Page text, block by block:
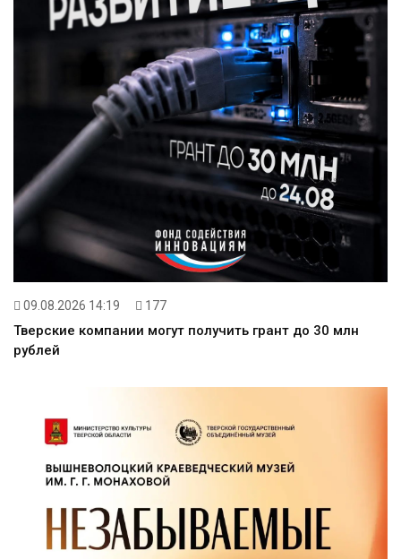
09.08.2026 14:19 177
Тверские компании могут получить грант до 30 млн
рублей